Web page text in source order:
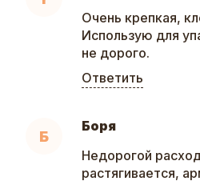
Очень крепкая,
Использую для
не дорого.
Ответить
Б
Боря
Недорогой
растягивается,